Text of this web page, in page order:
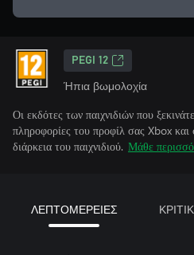
PEGI 12
Ήπια βωμολοχία
Οι εκδότες των παιχνιδιών που
πληροφορίες του προφίλ σας Xbox
διάρκεια του παιχνιδιού. Μάθε
ΛΕΠΤΟΜΕΡΕΙΕΣ